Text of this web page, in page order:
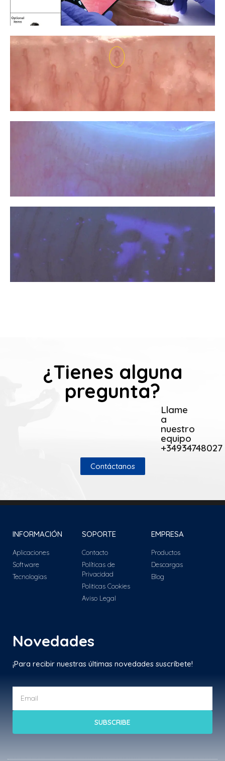
¿Tienes alguna
pregunta?
Llame
a
nuestro
equipo
+34934748027
Contáctanos
INFORMACIÓN
Aplicaciones
Software
Tecnologias
SOPORTE
Contacto
Políticas de
Privacidad
Politicas Cookies
Aviso Legal
EMPRESA
Productos
Descargas
Blog
Novedades
¡Para recibir nuestras últimas novedades suscríbete!
SUBSCRIBE